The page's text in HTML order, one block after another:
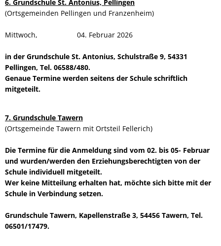
6. Grundschule St. Antonius, Pellingen
(Ortsgemeinden Pellingen und Franzenheim)
Mittwoch, 04. Februar 2026
in der Grundschule St. Antonius, Schulstraße 9, 54331
Pellingen, Tel. 06588/480.
Genaue Termine werden seitens der Schule schriftlich
mitgeteilt.
7. Grundschule Tawern
(Ortsgemeinde Tawern mit Ortsteil Fellerich)
Die Termine für die Anmeldung sind vom 02. bis 05- Februar
und wurden/werden den Erziehungsberechtigten von der
Schule individuell mitgeteilt.
Wer keine Mitteilung erhalten hat, möchte sich bitte mit der
Schule in Verbindung setzen.
Grundschule Tawern, Kapellenstraße 3, 54456 Tawern, Tel.
06501/17479.